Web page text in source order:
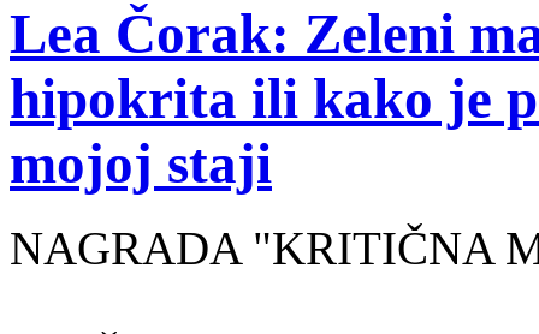
Lea Čorak: Zeleni
hipokrita ili kako je
mojoj staji
NAGRADA "KRITIČNA